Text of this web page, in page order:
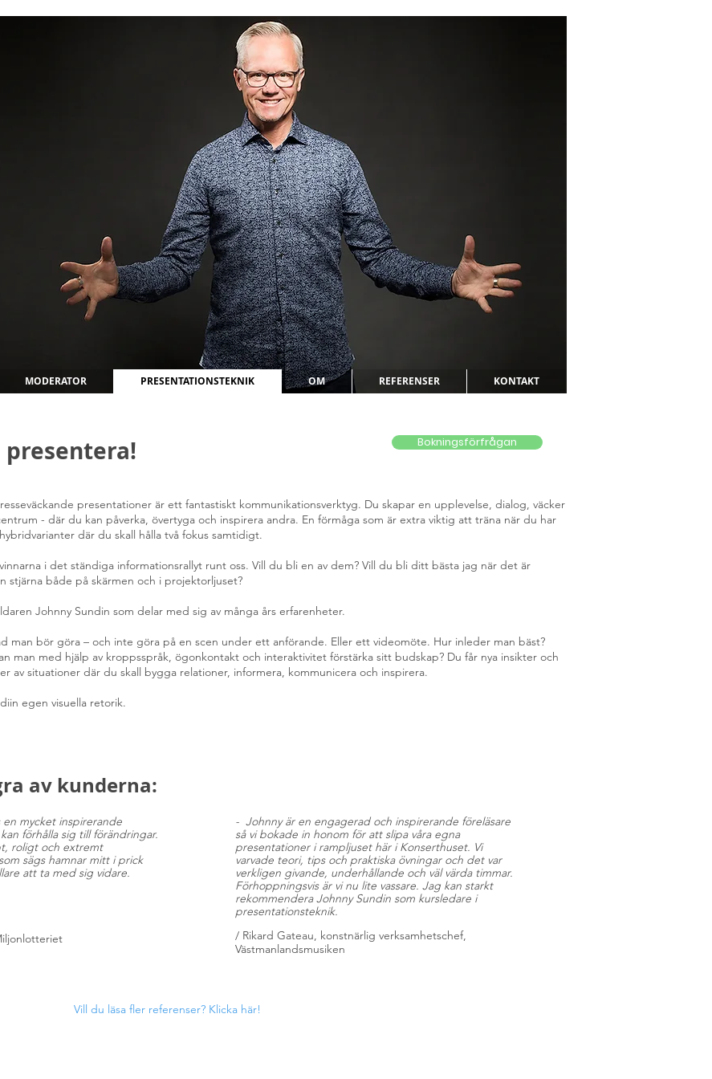
Bokningsförfrågan
presentationer är ett fantastiskt kommunikationsverktyg. Du skapar en upplevelse, dialog, väcker
- där du kan påverka, övertyga och inspirera andra. En förmåga som är extra viktig att träna när du har
där du skall hålla två fokus samtidigt.
i det ständiga informationsrallyt runt oss. Vill du bli en av dem? Vill du bli ditt bästa jag när det är
stjärna både på skärmen och i projektorljuset?
Johnny Sundin som delar med sig av många års erfarenheter.
man bör göra – och inte göra på en scen under ett anförande. Eller ett videomöte. Hur inleder man bäst?
man med hjälp av kroppsspråk, ögonkontakt och interaktivitet förstärka sitt budskap? Du får nya insikter och
av situationer där du skall bygga relationer, informera, kommunicera och inspirera.
egen visuella retorik.
av kunderna:
en mycket inspirerande
förhålla sig till förändringar.
roligt och extremt
sägs hamnar mitt i prick
att ta med sig vidare.
- Johnny är en engagerad och inspirerande föreläsare
så vi bokade in honom för att slipa våra egna
presentationer i rampljuset här i Konserthuset. Vi
varvade teori, tips och praktiska övningar och det var
verkligen givande, underhållande och väl värda timmar.
Förhoppningsvis är vi nu lite vassare. Jag kan starkt
rekommendera Johnny Sundin som kursledare i
presentationsteknik.
/ Rikard Gateau, konstnärlig verksamhetschef,
Västmanlandsmusiken
Vill du läsa fler referenser? Klicka här!
MODERATOR PRESENTATIONSTEKNIK OM REFERENSER KONTAKT